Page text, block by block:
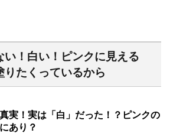
い！白い！ピンクに見える
りたくっているから
実！実は「白」だった！？ピンクの
あり？